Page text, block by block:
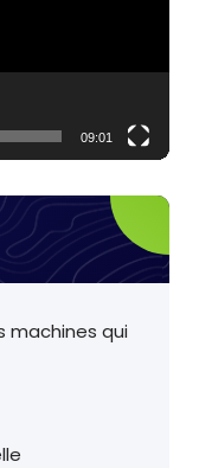
09:01
machines qui